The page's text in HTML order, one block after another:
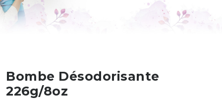
Bombe Désodorisante
226g/8oz